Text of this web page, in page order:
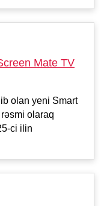
Mate TV
olan yeni Smart
olaraq
ci ilin